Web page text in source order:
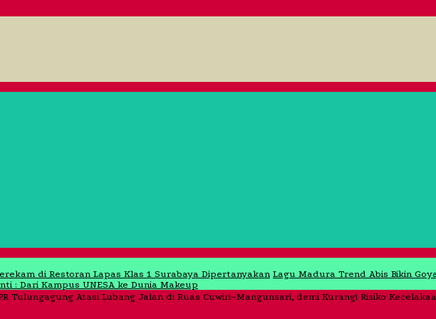
di Restoran Lapas Klas 1 Surabaya Dipertanyakan Lagu Madura Trend Abis Bikin
: Dari Kampus UNESA ke Dunia Makeup
Tulungagung Atasi Lubang Jalan di Ruas Cuwiri–Mangunsari, demi Kurangi Risiko